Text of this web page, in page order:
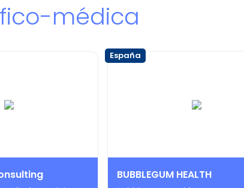
médica
España
BUBBLEGUM HEALTH